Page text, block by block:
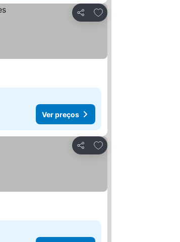
Partilhar
Adicionar aos favoritos
Ver preços
Partilhar
Adicionar aos favoritos